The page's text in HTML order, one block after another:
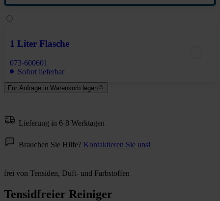
1 Liter Flasche
073-600601
Sofort lieferbar
Für Anfrage in Warenkorb legen
Lieferung in 6-8 Werktagen
Brauchen Sie Hilfe? Kontaktieren Sie uns!
frei von Tensiden, Duft- und Farbstoffen
Tensidfreier Reiniger